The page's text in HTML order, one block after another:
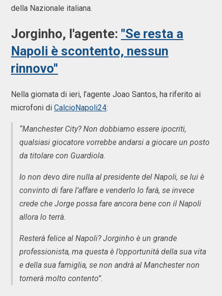
della Nazionale italiana.
Jorginho, l'agente: "Se resta a
Napoli è scontento, nessun
rinnovo"
Nella giornata di ieri, l’agente Joao Santos, ha riferito ai
microfoni di CalcioNapoli24:
“Manchester City? Non dobbiamo essere ipocriti,
qualsiasi giocatore vorrebbe andarsi a giocare un posto
da titolare con Guardiola.
Io non devo dire nulla al presidente del Napoli, se lui è
convinto di fare l’affare e venderlo lo farà, se invece
crede che Jorge possa fare ancora bene con il Napoli
allora lo terrà.
Resterà felice al Napoli? Jorginho è un grande
professionista, ma questa è l’opportunità della sua vita
e della sua famiglia, se non andrà al Manchester non
tornerà molto contento”.